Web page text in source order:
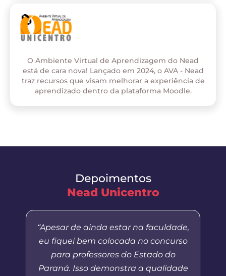
O Ambiente Virtual de Aprendizagem do Nead
está de cara nova! Lançado em 2024, o AVA - Nead
traz recursos que visam melhorar a experiência de
aprendizado dentro da plataforma Moodle.
Depoimentos
Nead Unicentro
“Apesar de ainda estar na faculdade,
eu fiquei bem colocada no concurso
para professores do Estado do
Paraná. Isso demonstra a qualidade